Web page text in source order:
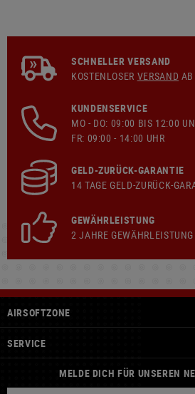
SCHNELLER VERSAND
KOSTENLOSER VERSAND
KUNDENSERVICE
MO - DO: 09:00 BIS 12:00
FR: 09:00 - 14:00 UHR
GELD-ZURÜCK-GARANTIE
14 TAGE GELD-ZURÜCK-
GEWÄHRLEISTUNG
2 JAHRE GEWÄHRLEISTUNG
AIRSOFTZONE
SERVICE
MELDE DICH FÜR UNSEREN